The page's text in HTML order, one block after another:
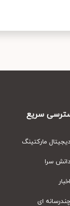
سریع
مارکتینگ
سرا
ای